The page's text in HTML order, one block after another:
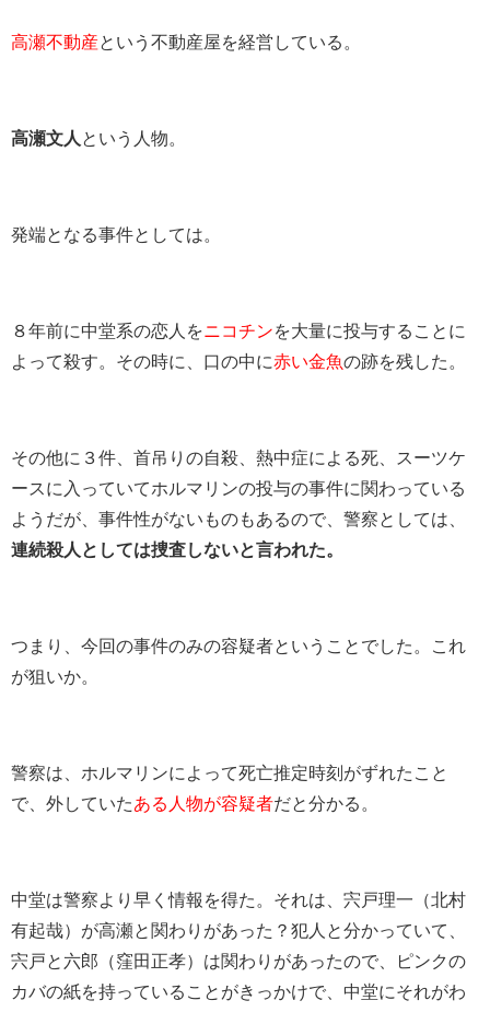
高瀬不動産という不動産屋を経営している。
高瀬文人 という人物。
発端となる事件としては。
８年前に中堂系の恋人をニコチンを大量に投与することに
よって殺す。その時に、口の中に赤い金魚の跡を残した。
その他に３件、首吊りの自殺、熱中症による死、スーツケ
ースに入っていてホルマリンの投与の事件に関わっている
ようだが、事件性がないものもあるので、警察としては、
連続殺人としては捜査しないと言われた。
つまり、今回の事件のみの容疑者ということでした。これ
が狙いか。
警察は、ホルマリンによって死亡推定時刻がずれたこと
で、外していたある人物が容疑者だと分かる。
中堂は警察より早く情報を得た。それは、宍戸理一（北村
有起哉）が高瀬と関わりがあった？犯人と分かっていて、
宍戸と六郎（窪田正孝）は関わりがあったので、ピンクの
カバの紙を持っていることがきっかけで、中堂にそれがわ